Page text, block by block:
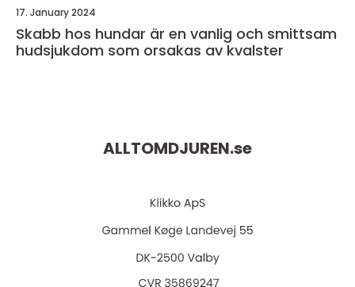
17. January 2024
Skabb hos hundar är en vanlig och smittsam
hudsjukdom som orsakas av kvalster
ALLTOMDJUREN.se